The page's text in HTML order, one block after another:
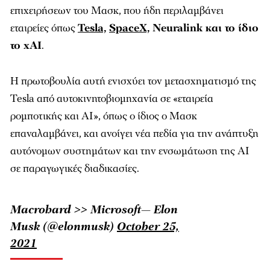
επιχειρήσεων του Μασκ, που ήδη περιλαμβάνει
εταιρείες όπωςTesla, SpaceX, Neuralink και το ίδιο
το xAI.
Η πρωτοβουλία αυτή ενισχύει τον μετασχηματισμό της
Tesla από αυτοκινητοβιομηχανία σε «εταιρεία
ρομποτικής και AI», όπως ο ίδιος ο Μασκ
επαναλαμβάνει, και ανοίγει νέα πεδία για την ανάπτυξη
αυτόνομων συστημάτων και την ενσωμάτωση της AI
σε παραγωγικές διαδικασίες.
Macrohard >> Microsoft— Elon
Musk (@elonmusk) October 25,
2021